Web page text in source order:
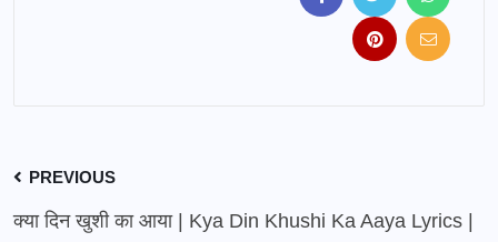
PREVIOUS
क्या दिन खुशी का आया | Kya Din Khushi Ka Aaya Lyrics |